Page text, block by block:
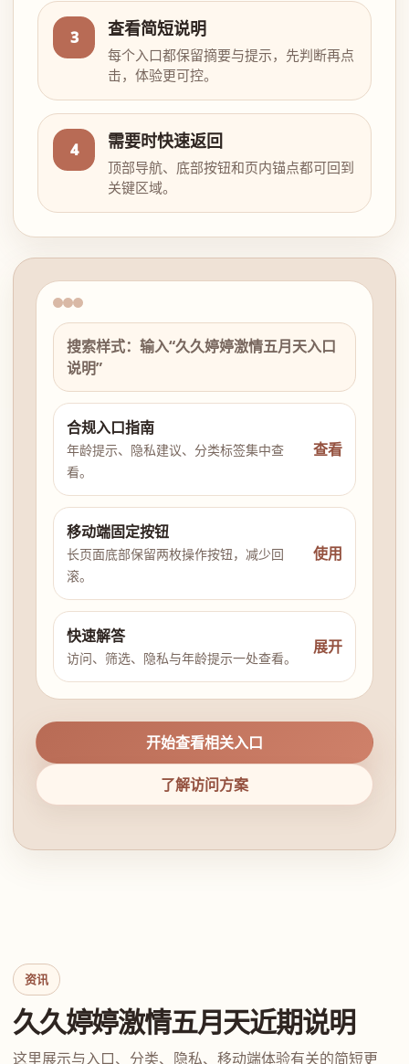
3 查看简短说明
每个入口都保留摘要与提示，先判断再点
击，体验更可控。
4 需要时快速返回
顶部导航、底部按钮和页内锚点都可回到
关键区域。
搜索样式：输入“久久婷婷激情五月天入口
说明”
合规入口指南
年龄提示、隐私建议、分类标签集中查
看。
查看
移动端固定按钮
长页面底部保留两枚操作按钮，减少回
滚。
使用
快速解答
访问、筛选、隐私与年龄提示一处查看。
展开
开始查看相关入口
了解访问方案
资讯
久久婷婷激情五月天近期说明
这里展示与入口、分类、隐私、移动端体验有关的简短更